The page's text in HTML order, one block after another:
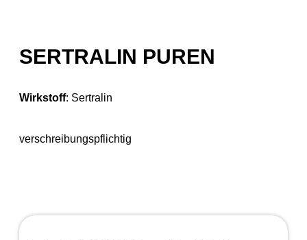
SERTRALIN PUREN
Wirkstoff: Sertralin
verschreibungspflichtig